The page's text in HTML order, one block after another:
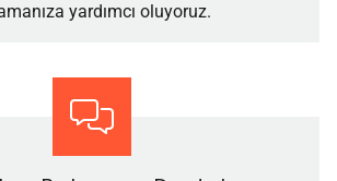
yardımcı oluyoruz.